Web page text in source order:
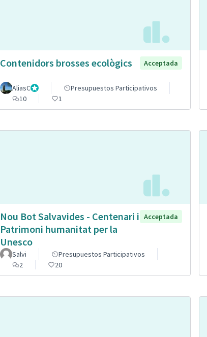
Contenidors brosses ecològics Acceptada
AliasCGestor
Presupuestos Participativos
10
1
Nou Bot Salvavides - Centenari i
Patrimoni humanitat per la
Unesco
Acceptada
Salvi
Presupuestos Participativos
2
20